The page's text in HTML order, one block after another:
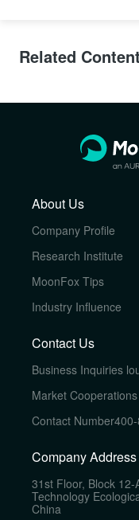
Related Content
About Us
Company Profile
Research Institute
MoonFox Tips
Industry Influence
Contact Us
Business Inquiries
Market Cooperations
Contact Number
Company Address
31st Floor, Block
Technology
China